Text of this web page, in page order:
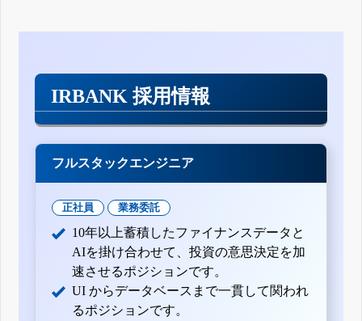
IRBANK 採用情報
フルスタックエンジニア
正社員 業務委託
10年以上蓄積したファイナンスデータと
AIを掛け合わせて、投資の意思決定を加
速させるポジションです。
UI からデータベースまで一貫して関われ
るポジションです。